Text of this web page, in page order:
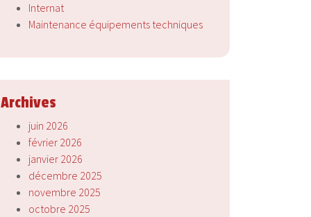
Internat
Maintenance équipements techniques
Archives
juin 2026
février 2026
janvier 2026
décembre 2025
novembre 2025
octobre 2025